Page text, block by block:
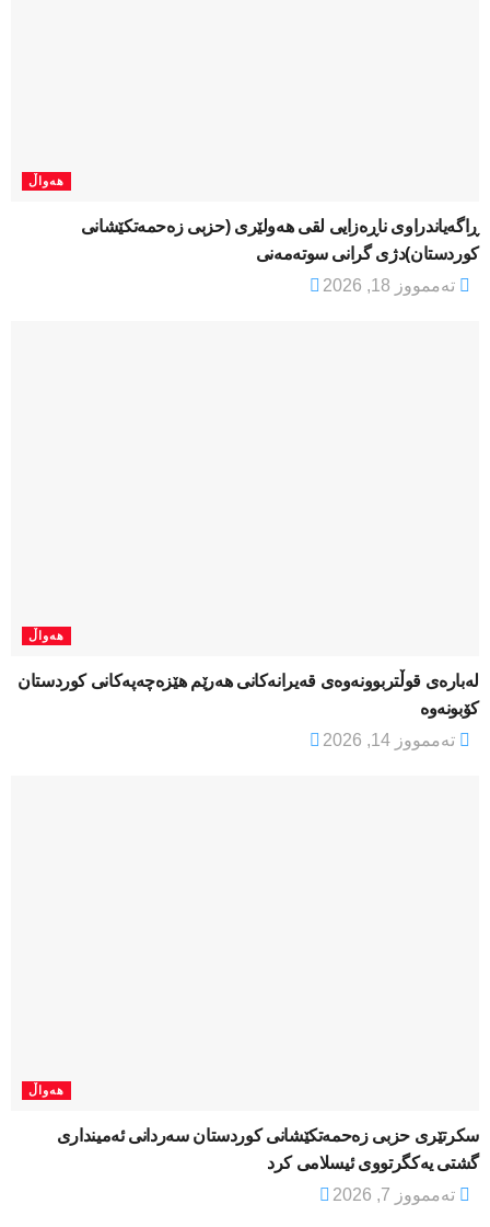
هەواڵ
ڕاگەیاندراوی ناڕەزایی لقی هەولێری (حزبی زەحمەتکێشانی
کوردستان)دژی گرانی سوتەمەنی
تەممووز 18, 2026
هەواڵ
لەبارەی قوڵتربوونەوەی قەیرانەكانی هەرێم هێزەچەپەكانی كوردستان
كۆبونەوە
تەممووز 14, 2026
هەواڵ
سکرتێری حزبی زەحمەتکێشانی کوردستان سەردانی ئەمینداری
گشتی یەکگرتووی ئیسلامی کرد
تەممووز 7, 2026